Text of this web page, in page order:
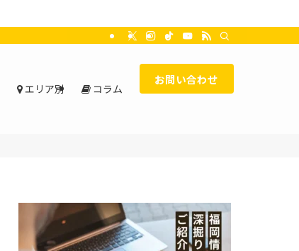
エリア別 コラム
お問い合わせ